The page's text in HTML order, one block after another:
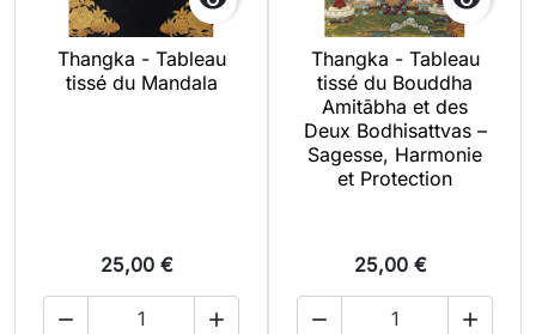
Thangka - Tableau
tissé du Mandala
25,00 €
 
Thangka - Tableau
tissé du Bouddha
Amitābha et des
Deux Bodhisattvas –
Sagesse, Harmonie
et Protection
25,00 €
 